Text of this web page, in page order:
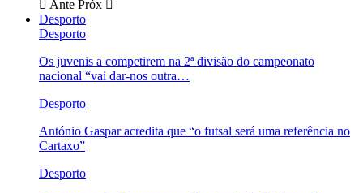
Ante Próx
Desporto
Desporto
Os juvenis a competirem na 2ª divisão do campeonato
nacional “vai dar-nos outra…
Desporto
António Gaspar acredita que “o futsal será uma referência no
Cartaxo”
Desporto